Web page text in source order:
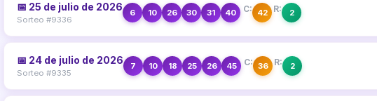
📅 25 de julio de 2026
Sorteo #9336
6 10 26 30 31 40 C: 42 R: 2
📅 24 de julio de 2026
Sorteo #9335
7 10 18 25 26 45 C: 36 R: 2